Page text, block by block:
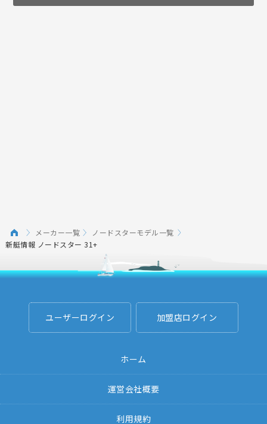
メーカー一覧
ノードスターモデル一覧
新艇情報 ノードスター 31+
ユーザーログイン 加盟店ログイン
ホーム
運営会社概要
利用規約